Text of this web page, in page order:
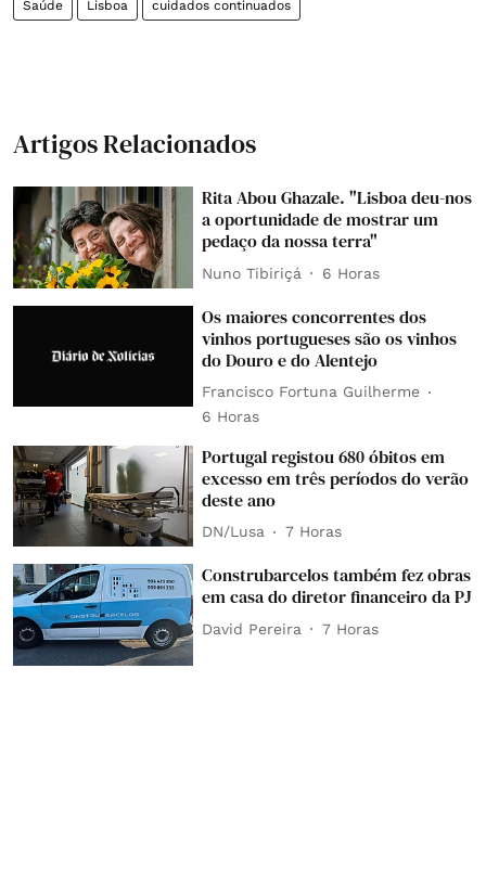
Saúde Lisboa cuidados continuados
Artigos Relacionados
Rita Abou Ghazale. "Lisboa deu-nos
a oportunidade de mostrar um
pedaço da nossa terra"
Nuno Tibiriçá 6 Horas
Os maiores concorrentes dos
vinhos portugueses são os vinhos
do Douro e do Alentejo
Francisco Fortuna Guilherme
6 Horas
Portugal registou 680 óbitos em
excesso em três períodos do verão
deste ano
DN/Lusa 7 Horas
Construbarcelos também fez obras
em casa do diretor financeiro da PJ
David Pereira 7 Horas